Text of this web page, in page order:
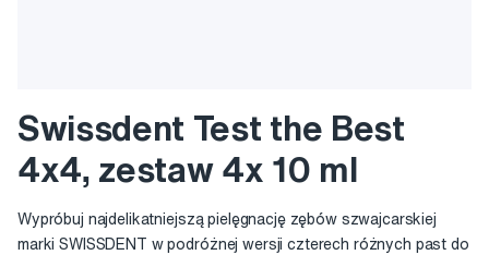
Swissdent Test the Best
4x4, zestaw 4x 10 ml
Wypróbuj najdelikatniejszą pielęgnację zębów szwajcarskiej
marki SWISSDENT w podróżnej wersji czterech różnych past do